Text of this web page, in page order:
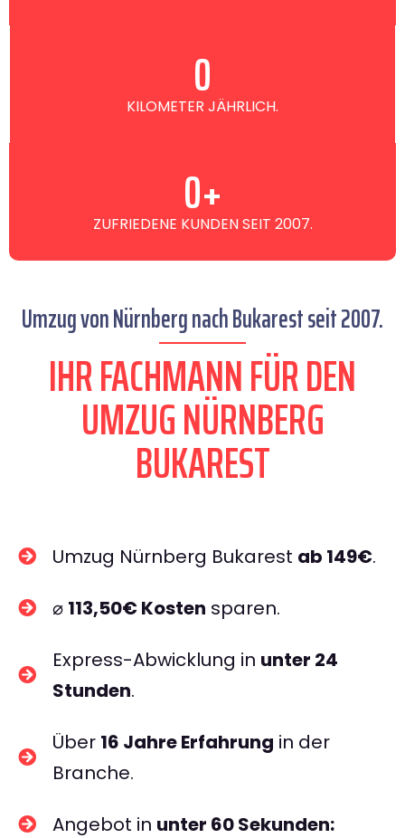
KILOMETER JÄHRLICH.
0
ZUFRIEDENE KUNDEN SEIT 2007.
0+
Umzug von Nürnberg nach Bukarest seit 2007.
IHR FACHMANN FÜR DEN
UMZUG NÜRNBERG
BUKAREST
Umzug Nürnberg Bukarest ab 149€.
⌀ 113,50€ Kosten sparen.
Express-Abwicklung in unter 24
Stunden.
Über 16 Jahre Erfahrung in der
Branche.
Angebot in unter 60 Sekunden: